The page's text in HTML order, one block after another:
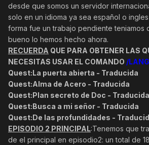
desde que somos un servidor
solo en un idioma ya sea español o
forma fue un trabajo pendiente teniamos
bueno lo hemos hecho ahora.
RECUERDA QUE PARA OBTENER LAS
NECESITAS USAR EL COMANDO /
Quest:La puerta abierta - Traducida
Quest:Alma de Acero - Traducida
Quest:Plan secreto de Doc - Traducida
Quest:Busca a mi señor - Traducida
Quest:De las profundidades -
EPISODIO 2 PRINCIPAL:Tenemos que
de el principal en episodio2: un total de